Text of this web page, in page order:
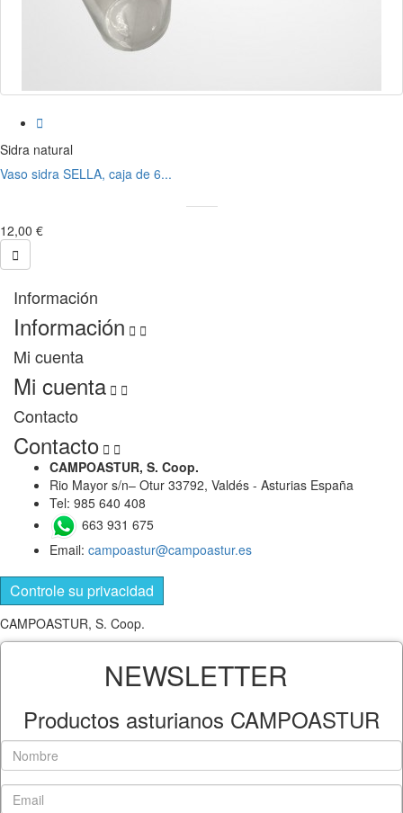

Sidra natural
Vaso sidra SELLA, caja de 6...
12,00 €

Información
Información  
Mi cuenta
Mi cuenta  
Contacto
Contacto  
CAMPOASTUR, S. Coop.
Rio Mayor s/n– Otur 33792, Valdés - Asturias España
Tel: 985 640 408
663 931 675
Email: campoastur@campoastur.es
Controle su privacidad
CAMPOASTUR, S. Coop.
NEWSLETTER
Productos asturianos CAMPOASTUR